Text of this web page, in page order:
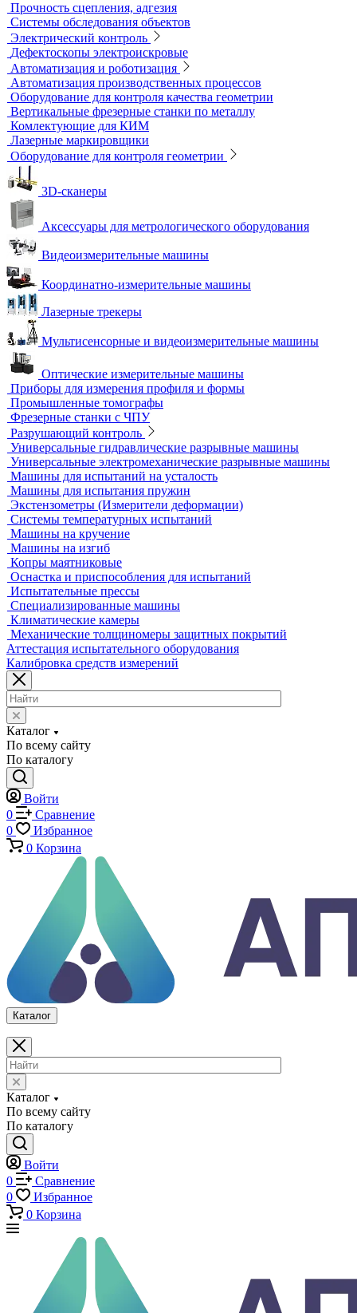
Течеискатели акустические
Течеискатели корреляционные
Течеискатели многодатчиковые
Трассотечеискатели
Контроль в строительстве
Виброизмерительные приборы
Диагностика свай
Измерители теплопроводности
Контроль арматуры
Контроль дорог и грунтов
Контроль прочности бетона
Приборы теплового контроля
Прочность сцепления, адгезия
Системы обследования объектов
Электрический контроль
Дефектоскопы электроискровые
Автоматизация и роботизация
Автоматизация производственных процессов
Оборудование для контроля качества геометрии
Вертикальные фрезерные станки по металлу
Комлектующие для КИМ
Лазерные маркировщики
Оборудование для контроля геометрии
3D-сканеры
Аксессуары для метрологического оборудования
Видеоизмерительные машины
Координатно-измерительные машины
Лазерные трекеры
Мультисенсорные и видеоизмерительные машины
Оптические измерительные машины
Приборы для измерения профиля и формы
Промышленные томографы
Фрезерные станки с ЧПУ
Разрушающий контроль
Универсальные гидравлические разрывные машины
Универсальные электромеханические разрывные машины
Машины для испытаний на усталость
Машины для испытания пружин
Экстензометры (Измерители деформации)
Системы температурных испытаний
Машины на кручение
Машины на изгиб
Копры маятниковые
Оснастка и приспособления для испытаний
Испытательные прессы
Специализированные машины
Климатические камеры
Механические толщиномеры защитных покрытий
Аттестация испытательного оборудования
Калибровка средств измерений
Каталог
По всему сайту
По каталогу
Войти
0
Сравнение
0
Избранное
0 Корзина
Каталог
По всему сайту
По каталогу